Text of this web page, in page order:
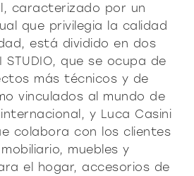
Sofisticado suave
caracterizado por un
que privilegia la calidad
está dividido en dos
STUDIO, que se ocupa de
más técnicos y de
vinculados al mundo de
y Luca Casini
colabora con los clientes
muebles y
el hogar, accesorios de